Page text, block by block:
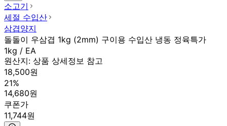
소고기
세절 수입산
삼겹양지
돌돌이 우삼겹 1kg (2mm) 구이용 수입산 냉동 정육특가
1kg / EA
원산지: 상품 상세정보 참고
18,500원
21%
14,680원
쿠폰가
11,744원